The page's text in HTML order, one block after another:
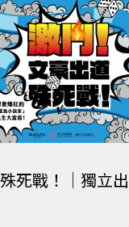
死戰！｜獨立